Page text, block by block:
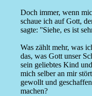
Doch immer, wenn
schaue ich auf Gott,
sagte: ''Siehe, es ist
Was zählt mehr, was
das, was Gott unser
sein geliebtes Kind
mich selber an mir
gewollt und
machen?